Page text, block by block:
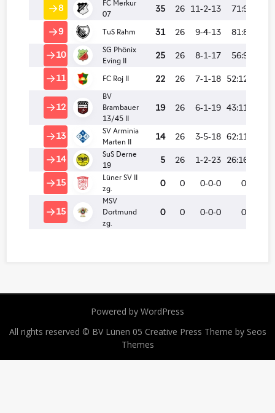
Powered by WordPress
All rights reserved © BV Lünen 05 Creative Press Theme by Seos
Themes